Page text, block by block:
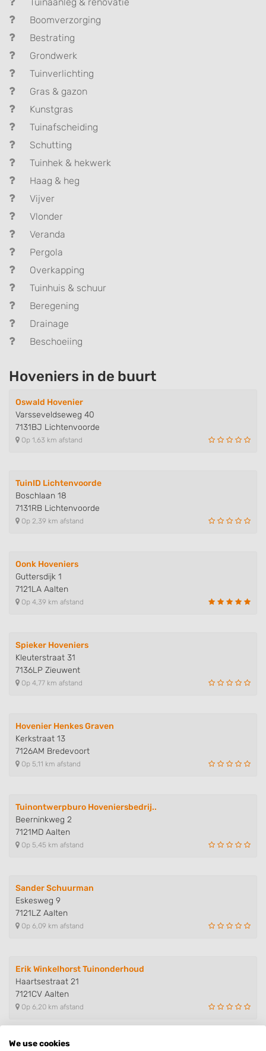
Boomverzorging
Bestrating
Grondwerk
Tuinverlichting
Gras & gazon
Kunstgras
Tuinafscheiding
Schutting
Tuinhek & hekwerk
Haag & heg
Vijver
Vlonder
Veranda
Pergola
Overkapping
Tuinhuis & schuur
Beregening
Drainage
Beschoeiing
Hoveniers in de buurt
Oswald Hovenier
Varsseveldseweg 40
7131BJ Lichtenvoorde
Op 1,63 km afstand
TuinID Lichtenvoorde
Boschlaan 18
7131RB Lichtenvoorde
Op 2,39 km afstand
Oonk Hoveniers
Guttersdijk 1
7121LA Aalten
Op 4,39 km afstand
Spieker Hoveniers
Kleuterstraat 31
7136LP Zieuwent
Op 4,77 km afstand
Hovenier Henkes Graven
Kerkstraat 13
7126AM Bredevoort
Op 5,11 km afstand
Tuinontwerpburo Hoveniersbedrij..
Beerninkweg 2
7121MD Aalten
Op 5,45 km afstand
Sander Schuurman
Eskesweg 9
7121LZ Aalten
Op 6,09 km afstand
Erik Winkelhorst Tuinonderhoud
Haartsestraat 21
7121CV Aalten
Op 6,20 km afstand
We use cookies